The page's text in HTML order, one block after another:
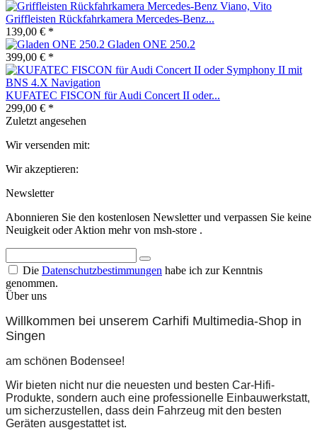
Griffleisten Rückfahrkamera Mercedes-Benz...
139,00 € *
Gladen ONE 250.2
399,00 € *
KUFATEC FISCON für Audi Concert II oder...
299,00 € *
Zuletzt angesehen
Wir versenden mit:
Wir akzeptieren:
Newsletter
Abonnieren Sie den kostenlosen Newsletter und verpassen Sie keine
Neuigkeit oder Aktion mehr von msh-store .
Die Datenschutzbestimmungen habe ich zur Kenntnis
genommen.
Über uns
Willkommen bei unserem Carhifi Multimedia-Shop in
Singen
am schönen Bodensee!
Wir bieten nicht nur die neuesten und besten Car-Hifi-
Produkte, sondern auch eine professionelle Einbauwerkstatt,
um sicherzustellen, dass dein Fahrzeug mit den besten
Geräten ausgestattet ist.